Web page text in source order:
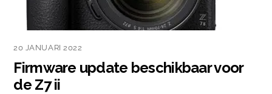
20 JANUARI 2022
Firmware update beschikbaar voor
de Z7 ii